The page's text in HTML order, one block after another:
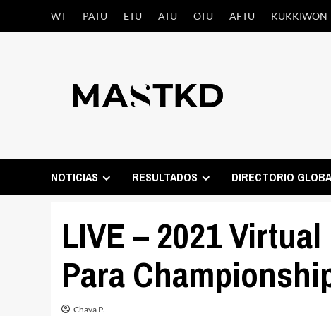
WT PATU ETU ATU OTU AFTU KUKKIWON
NOTICIAS RESULTADOS DIRECTORIO
LIVE – 2021
Para
Chava P.